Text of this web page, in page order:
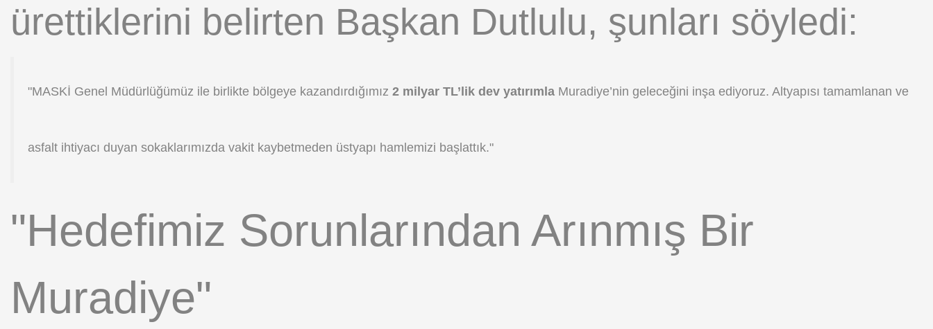
ürettiklerini belirten Başkan Dutlulu, şunları söyledi:
"MASKİ Genel Müdürlüğümüz ile birlikte bölgeye kazandırdığımız 2 milyar TL’lik dev yatırımla Muradiye’nin geleceğini inşa ediyoruz. Altyapısı tamamlanan ve
asfalt ihtiyacı duyan sokaklarımızda vakit kaybetmeden üstyapı hamlemizi başlattık."
"Hedefimiz Sorunlarından Arınmış Bir
Muradiye"